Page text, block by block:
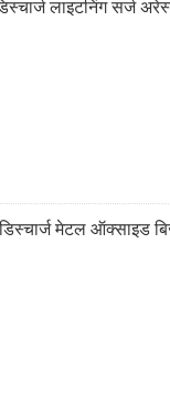
लाइटनिंग सर्ज
मेटल ऑक्साइड